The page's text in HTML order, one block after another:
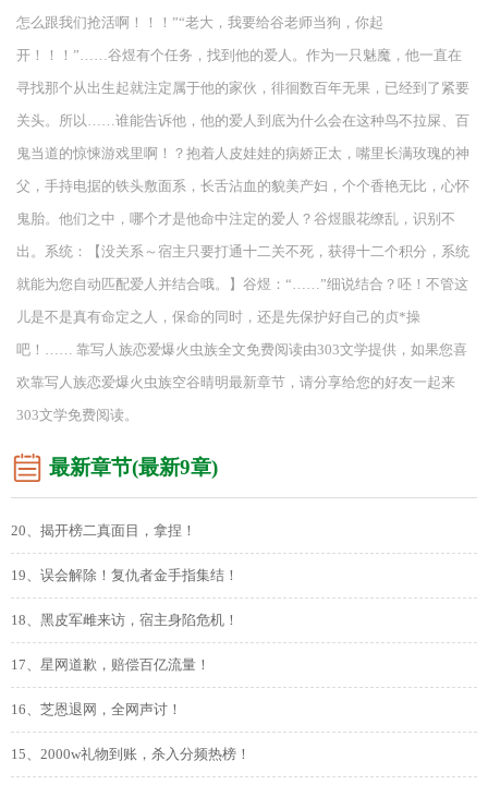
怎么跟我们抢活啊！！！”“老大，我要给谷老师当狗，你起
开！！！”……谷煜有个任务，找到他的爱人。作为一只魅魔，他一直在
寻找那个从出生起就注定属于他的家伙，徘徊数百年无果，已经到了紧要
关头。所以……谁能告诉他，他的爱人到底为什么会在这种鸟不拉屎、百
鬼当道的惊悚游戏里啊！？抱着人皮娃娃的病娇正太，嘴里长满玫瑰的神
父，手持电据的铁头敷面系，长舌沾血的貌美产妇，个个香艳无比，心怀
鬼胎。他们之中，哪个才是他命中注定的爱人？谷煜眼花缭乱，识别不
出。系统：【没关系～宿主只要打通十二关不死，获得十二个积分，系统
就能为您自动匹配爱人并结合哦。】谷煜：“……”细说结合？呸！不管这
儿是不是真有命定之人，保命的同时，还是先保护好自己的贞*操
吧！…… 靠写人族恋爱爆火虫族全文免费阅读由303文学提供，如果您喜
欢靠写人族恋爱爆火虫族空谷晴明最新章节，请分享给您的好友一起来
303文学免费阅读。
最新章节(最新9章)
20、揭开榜二真面目，拿捏！
19、误会解除！复仇者金手指集结！
18、黑皮军雌来访，宿主身陷危机！
17、星网道歉，赔偿百亿流量！
16、芝恩退网，全网声讨！
15、2000w礼物到账，杀入分频热榜！